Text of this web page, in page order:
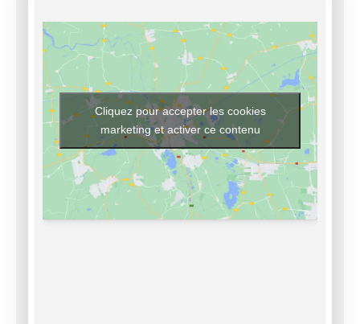
Cliquez pour accepter les cookies
marketing et activer ce contenu